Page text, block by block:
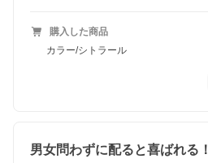
購入した商品
カラー/シトラール
男女問わずに配ると喜ばれる！